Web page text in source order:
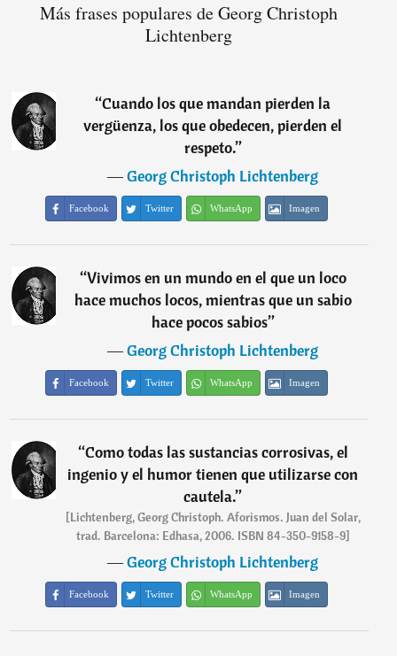
Más frases populares de Georg Christoph
Lichtenberg
“Cuando los que mandan pierden la
vergüenza, los que obedecen, pierden el
respeto.”
―Georg Christoph Lichtenberg
Facebook Twitter WhatsApp Imagen
“Vivimos en un mundo en el que un loco
hace muchos locos, mientras que un sabio
hace pocos sabios”
―Georg Christoph Lichtenberg
Facebook Twitter WhatsApp Imagen
“Como todas las sustancias corrosivas, el
ingenio y el humor tienen que utilizarse con
cautela.”
[Lichtenberg, Georg Christoph. Aforismos. Juan del Solar,
trad. Barcelona: Edhasa, 2006. ISBN 84-350-9158-9]
―Georg Christoph Lichtenberg
Facebook Twitter WhatsApp Imagen